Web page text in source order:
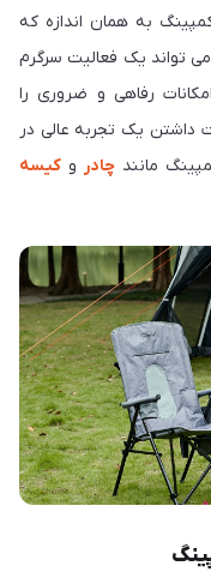
به همان اندازه که
تواند یک فعالیت سرگرم
رفاهی و ضروری را
داشتن یک تجربه عالی در
مانند چادر و کیسه